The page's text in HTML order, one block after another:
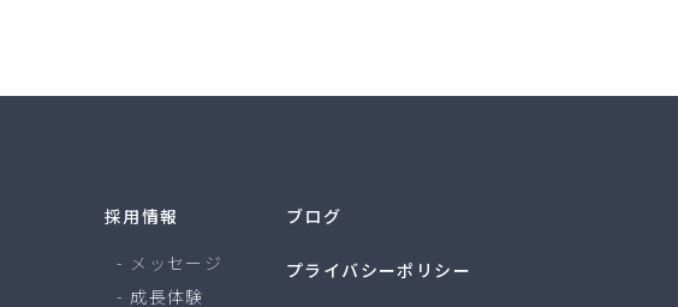
採用情報
メッセージ
成長体験
ブログ
プライバシーポリシー